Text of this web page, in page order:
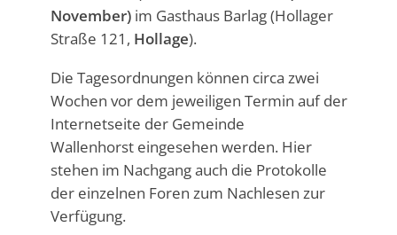
November)im Gasthaus Barlag (Hollager
Straße 121, Hollage).
Die Tagesordnungen können circa zwei
Wochen vor dem jeweiligen Termin auf der
Internetseite der Gemeinde
Wallenhorst eingesehen werden. Hier
stehen im Nachgang auch die Protokolle
der einzelnen Foren zum Nachlesen zur
Verfügung.